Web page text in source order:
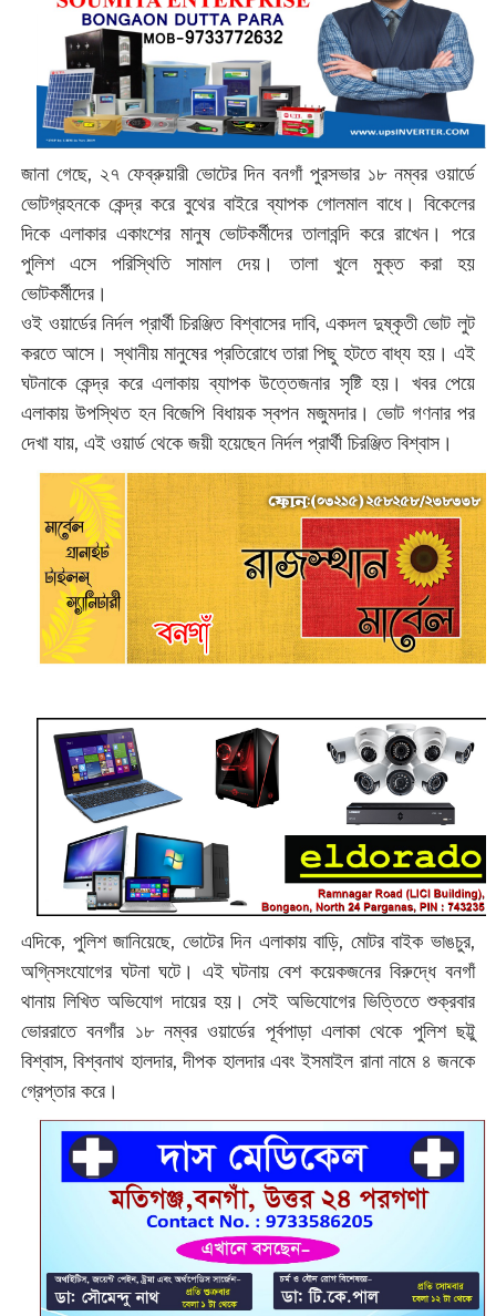
জানা গেছে, ২৭ ফেব্রুয়ারী ভোটের দিন বনগাঁ পুরসভার ১৮ নম্বর ওয়ার্ডে
ভোটগ্রহনকে কেন্দ্র করে বুথের বাইরে ব্যাপক গোলমাল বাধে। বিকেলের
দিকে এলাকার একাংশের মানুষ ভোটকর্মীদের তালাবন্দি করে রাখেন। পরে
পুলিশ এসে পরিস্থিতি সামাল দেয়। তালা খুলে মুক্ত করা হয়
ভোটকর্মীদের।
ওই ওয়ার্ডের নির্দল প্রার্থী চিরঞ্জিত বিশ্বাসের দাবি, একদল দুষ্কৃতী ভোট লুট
করতে আসে। স্থানীয় মানুষের প্রতিরোধে তারা পিছু হটতে বাধ্য হয়। এই
ঘটনাকে কেন্দ্র করে এলাকায় ব্যাপক উত্তেজনার সৃষ্টি হয়। খবর পেয়ে
এলাকায় উপস্থিত হন বিজেপি বিধায়ক স্বপন মজুমদার। ভোট গণনার পর
দেখা যায়, এই ওয়ার্ড থেকে জয়ী হয়েছেন নির্দল প্রার্থী চিরঞ্জিত বিশ্বাস।
এদিকে, পুলিশ জানিয়েছে, ভোটের দিন এলাকায় বাড়ি, মোটর বাইক ভাঙচুর,
অগ্নিসংযোগের ঘটনা ঘটে। এই ঘটনায় বেশ কয়েকজনের বিরুদ্ধে বনগাঁ
থানায় লিখিত অভিযোগ দায়ের হয়। সেই অভিযোগের ভিত্তিতে শুক্রবার
ভোররাতে বনগাঁর ১৮ নম্বর ওয়ার্ডের পূর্বপাড়া এলাকা থেকে পুলিশ ছট্টু
বিশ্বাস, বিশ্বনাথ হালদার, দীপক হালদার এবং ইসমাইল রানা নামে ৪ জনকে
গ্রেপ্তার করে।